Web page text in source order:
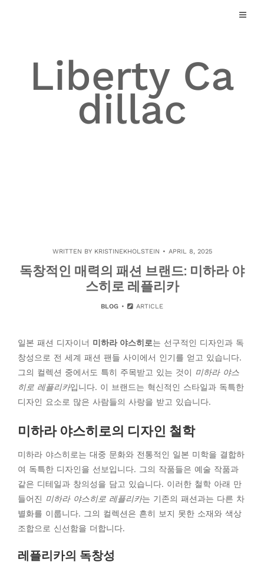
Liberty Ca
dillac
WRITTEN BY KRISTINEKHOLSTEIN APRIL 8, 2025
독창적인 매력의 패션 브랜드: 미하라 야
스히로 레플리카
BLOG ARTICLE
일본 패션 디자이너 미하라 야스히로는 선구적인 디자인과 독
창성으로 전 세계 패션 팬들 사이에서 인기를 얻고 있습니다.
그의 컬렉션 중에서도 특히 주목받고 있는 것이 미하라 야스
히로 레플리카입니다. 이 브랜드는 혁신적인 스타일과 독특한
디자인 요소로 많은 사람들의 사랑을 받고 있습니다.
미하라 야스히로의 디자인 철학
미하라 야스히로는 대중 문화와 전통적인 일본 미학을 결합하
여 독특한 디자인을 선보입니다. 그의 작품들은 예술 작품과
같은 디테일과 창의성을 담고 있습니다. 이러한 철학 아래 만
들어진 미하라 야스히로 레플리카는 기존의 패션과는 다른 차
별화를 이룹니다. 그의 컬렉션은 흔히 보지 못한 소재와 색상
조합으로 신선함을 더합니다.
레플리카의 독창성